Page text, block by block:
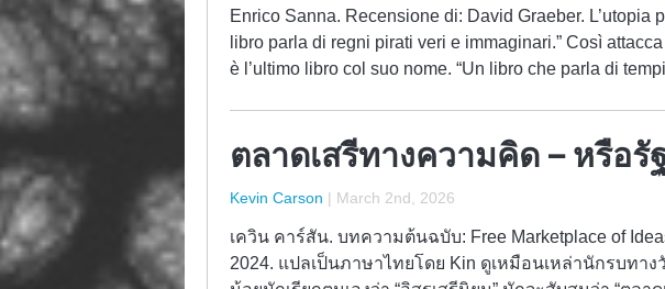
Enrico Sanna. Recensione di: David Graeber. L’utopia
libro parla di regni pirati veri e immaginari.” Così
è l’ultimo libro col suo nome. “Un libro che parla di
ตลาดเสรีทางความคิด – หรือรั
Kevin Carson | March 2nd, 2026
เควิน คาร์สัน. บทความต้นฉบับ: Free Marketplace of
2024. แปลเป็นภาษาไทยโดย Kin ดูเหมือนเหล่านักรบทา